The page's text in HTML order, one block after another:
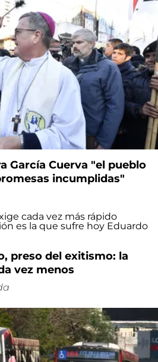
García Cuerva "el pueblo
incumplidas"
preso del exitismo: la
vez menos